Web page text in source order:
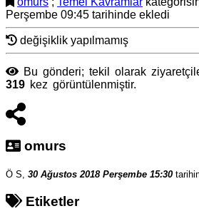
Perşembe 09:45 tarihinde ekledi
değişiklik yapılmamış
Bu gönderi; tekil olarak
319 kez görüntülenmiştir.
omurs
Ö S, 30 Ağustos 2018 Perşembe 15:30
Etiketler